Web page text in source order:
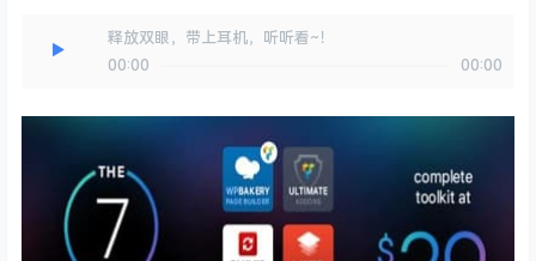
释放双眼，带上耳机，听听看~！
00:00
00:00